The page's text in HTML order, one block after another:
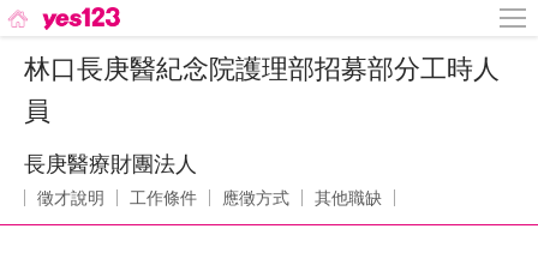
林口長庚醫紀念院護理部招募部分工時人
員
長庚醫療財團法人
徵才說明 工作條件 應徵方式 其他職缺